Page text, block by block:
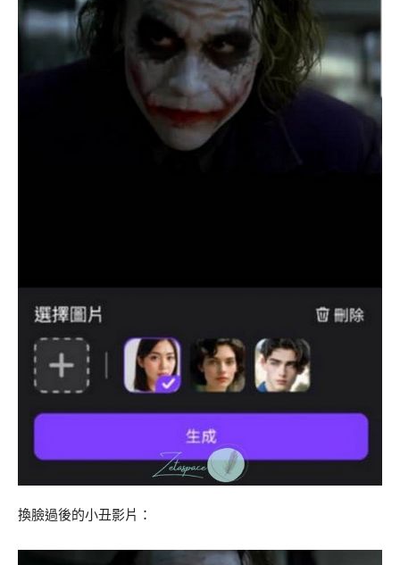
換臉過後的小丑影片：